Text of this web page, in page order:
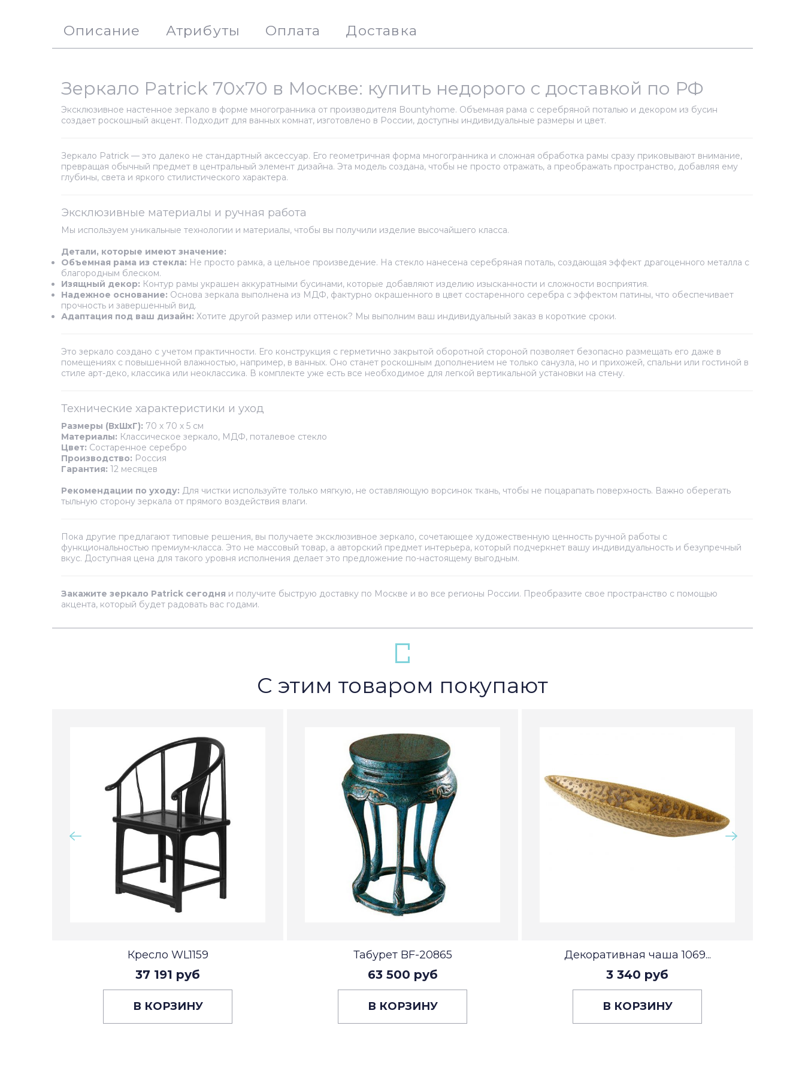
Описание Атрибуты Оплата Доставка
Зеркало Patrick 70x70 в Москве: купить недорого с доставкой по РФ
Эксклюзивное настенное зеркало в форме многогранника от производителя Bountyhome. Объемная рама с серебряной поталью и декором из бусин
создает роскошный акцент. Подходит для ванных комнат, изготовлено в России, доступны индивидуальные размеры и цвет.
Зеркало Patrick — это далеко не стандартный аксессуар. Его геометричная форма многогранника и сложная обработка рамы сразу приковывают внимание,
превращая обычный предмет в центральный элемент дизайна. Эта модель создана, чтобы не просто отражать, а преображать пространство, добавляя ему
глубины, света и яркого стилистического характера.
Эксклюзивные материалы и ручная работа
Мы используем уникальные технологии и материалы, чтобы вы получили изделие высочайшего класса.
Детали, которые имеют значение:
Объемная рама из стекла: Не просто рамка, а цельное произведение. На стекло нанесена серебряная поталь, создающая эффект драгоценного металла с
благородным блеском.
Изящный декор: Контур рамы украшен аккуратными бусинами, которые добавляют изделию изысканности и сложности восприятия.
Надежное основание: Основа зеркала выполнена из МДФ, фактурно окрашенного в цвет состаренного серебра с эффектом патины, что обеспечивает
прочность и завершенный вид.
Адаптация под ваш дизайн: Хотите другой размер или оттенок? Мы выполним ваш индивидуальный заказ в короткие сроки.
Это зеркало создано с учетом практичности. Его конструкция с герметично закрытой оборотной стороной позволяет безопасно размещать его даже в
помещениях с повышенной влажностью, например, в ванных. Оно станет роскошным дополнением не только санузла, но и прихожей, спальни или гостиной в
стиле арт-деко, классика или неоклассика. В комплекте уже есть все необходимое для легкой вертикальной установки на стену.
Технические характеристики и уход
Размеры (ВхШхГ): 70 х 70 х 5 см
Материалы: Классическое зеркало, МДФ, поталевое стекло
Цвет: Состаренное серебро
Производство: Россия
Гарантия: 12 месяцев
Рекомендации по уходу: Для чистки используйте только мягкую, не оставляющую ворсинок ткань, чтобы не поцарапать поверхность. Важно оберегать
тыльную сторону зеркала от прямого воздействия влаги.
Пока другие предлагают типовые решения, вы получаете эксклюзивное зеркало, сочетающее художественную ценность ручной работы с
функциональностью премиум-класса. Это не массовый товар, а авторский предмет интерьера, который подчеркнет вашу индивидуальность и безупречный
вкус. Доступная цена для такого уровня исполнения делает это предложение по-настоящему выгодным.
Закажите зеркало Patrick сегодня и получите быструю доставку по Москве и во все регионы России. Преобразите свое пространство с помощью
акцента, который будет радовать вас годами.
С этим товаром покупают
Кресло WL1159
37 191 руб
В КОРЗИНУ
Табурет BF-20865
63 500 руб
В КОРЗИНУ
Декоративная чаша 1069...
3 340 руб
В КОРЗИНУ